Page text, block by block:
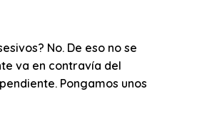
No. De eso no se
va en contravía del
Pongamos unos